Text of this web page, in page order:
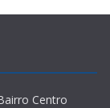
Centro